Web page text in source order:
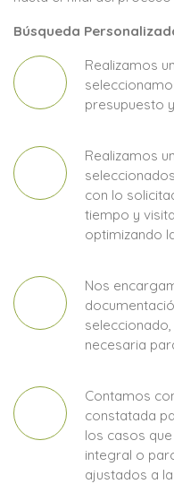
Búsqueda
Realizamos
presupuesto
Realizamos
con lo
tiempo y
optimizando
Nos
necesaria
Contamos
constatada
los casos
integral o
ajustados a